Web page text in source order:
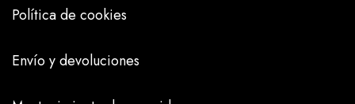
Política de cookies
Envío y devoluciones